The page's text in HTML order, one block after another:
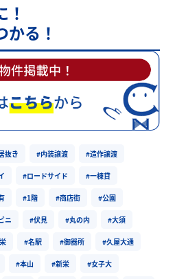
る！
抜き #内装譲渡 #造作譲渡
#ロードサイド #一棟貸
#1階 #商店街 #公園
ニ #伏見 #丸の内 #大須
#名駅 #御器所 #久屋大通
#本山 #新栄 #女子大